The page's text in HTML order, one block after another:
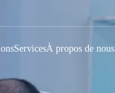
ServicesÀ propos de nous